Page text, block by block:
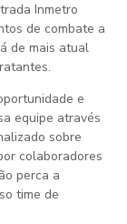
Inmetro
de combate a
de mais atual
e
equipe através
sobre
colaboradores
perca a
time de